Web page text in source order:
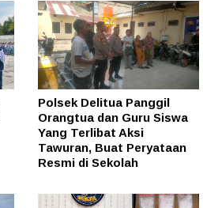
Polsek Delitua Panggil
Orangtua dan Guru Siswa
Yang Terlibat Aksi
Tawuran, Buat Peryataan
Resmi di Sekolah